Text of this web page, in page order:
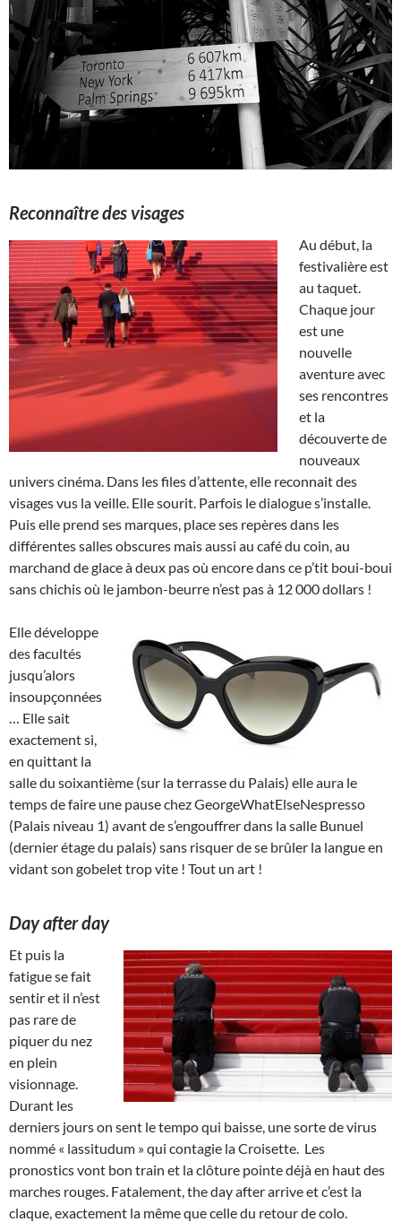
Reconnaître des visages
Au début, la
festivalière est
au taquet.
Chaque jour
est une
nouvelle
aventure avec
ses rencontres
et la
découverte de
nouveaux
univers cinéma. Dans les files d’attente, elle reconnait des
visages vus la veille. Elle sourit. Parfois le dialogue s’installe.
Puis elle prend ses marques, place ses repères dans les
différentes salles obscures mais aussi au café du coin, au
marchand de glace à deux pas où encore dans ce p’tit boui-boui
sans chichis où le jambon-beurre n’est pas à 12 000 dollars !
Elle développe
des facultés
jusqu’alors
insoupçonnées
… Elle sait
exactement si,
en quittant la
salle du soixantième (sur la terrasse du Palais) elle aura le
temps de faire une pause chez GeorgeWhatElseNespresso
(Palais niveau 1) avant de s’engouffrer dans la salle Bunuel
(dernier étage du palais) sans risquer de se brûler la langue en
vidant son gobelet trop vite ! Tout un art !
Day after day
Et puis la
fatigue se fait
sentir et il n’est
pas rare de
piquer du nez
en plein
visionnage.
Durant les
derniers jours on sent le tempo qui baisse, une sorte de virus
nommé « lassitudum » qui contagie la Croisette. Les
pronostics vont bon train et la clôture pointe déjà en haut des
marches rouges. Fatalement, the day after arrive et c’est la
claque, exactement la même que celle du retour de colo.